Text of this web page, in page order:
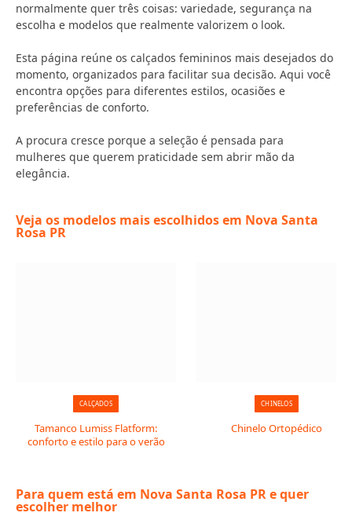
normalmente quer três coisas: variedade, segurança na
escolha e modelos que realmente valorizem o look.
Esta página reúne os calçados femininos mais desejados do
momento, organizados para facilitar sua decisão. Aqui você
encontra opções para diferentes estilos, ocasiões e
preferências de conforto.
A procura cresce porque a seleção é pensada para
mulheres que querem praticidade sem abrir mão da
elegância.
Veja os modelos mais escolhidos em Nova Santa
Rosa PR
CALÇADOS
Tamanco Lumiss Flatform:
conforto e estilo para o verão
CHINELOS
Chinelo Ortopédico
Para quem está em Nova Santa Rosa PR e quer
escolher melhor